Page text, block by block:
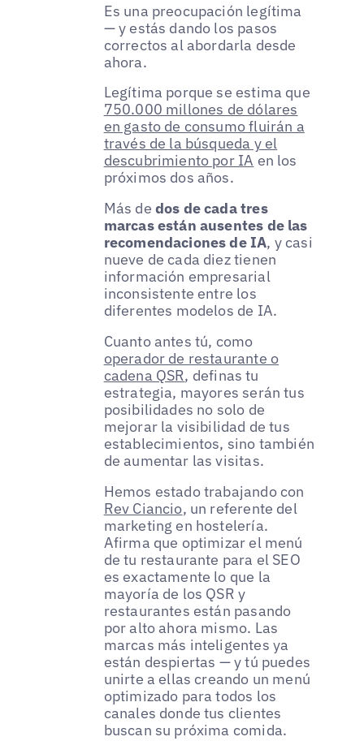
Es una preocupación legítima
— y estás dando los pasos
correctos al abordarla desde
ahora.
Legítima porque se estima que
750.000 millones de dólares
en gasto de consumo fluirán a
través de la búsqueda y el
descubrimiento por IA en los
próximos dos años.
Más de dos de cada tres
marcas están ausentes de las
recomendaciones de IA, y casi
nueve de cada diez tienen
información empresarial
inconsistente entre los
diferentes modelos de IA.
Cuanto antes tú, como
operador de restaurante o
cadena QSR, definas tu
estrategia, mayores serán tus
posibilidades no solo de
mejorar la visibilidad de tus
establecimientos, sino también
de aumentar las visitas.
Hemos estado trabajando con
Rev Ciancio, un referente del
marketing en hostelería.
Afirma que optimizar el menú
de tu restaurante para el SEO
es exactamente lo que la
mayoría de los QSR y
restaurantes están pasando
por alto ahora mismo. Las
marcas más inteligentes ya
están despiertas — y tú puedes
unirte a ellas creando un menú
optimizado para todos los
canales donde tus clientes
buscan su próxima comida.